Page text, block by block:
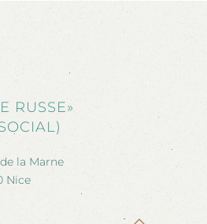
RUSSE»
la Marne
Nice